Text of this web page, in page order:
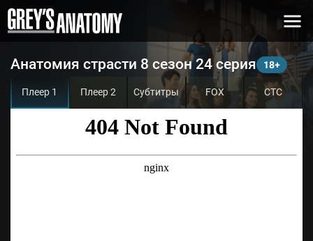
Анатомия страсти 8 сезон 24 серия
Плеер 1 Плеер 2 Субтитры FOX СТС